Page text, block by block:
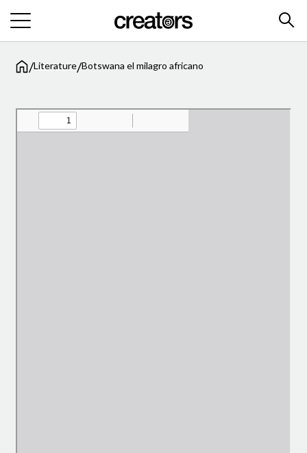
/Literature/Botswana el milagro africano